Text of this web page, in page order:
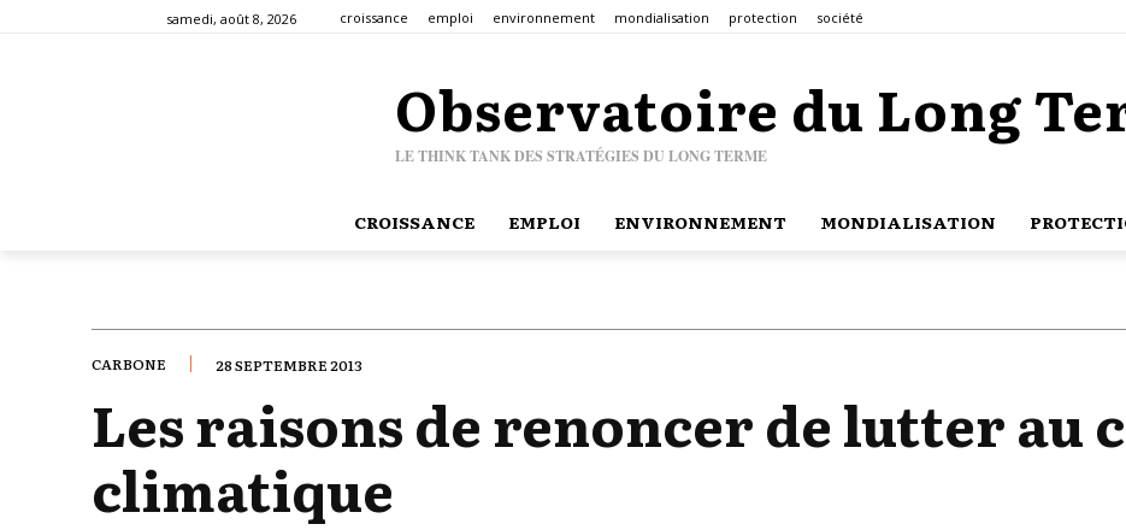
samedi, août 8, 2026 croissance emploi environnement mondialisation protection société
Observatoire du Long
LE THINK TANK DES STRATÉGIES DU LONG TERME
CROISSANCE EMPLOI ENVIRONNEMENT MONDIALISATION
CARBONE 28 SEPTEMBRE 2013
Les raisons de renoncer de lutter au
climatique